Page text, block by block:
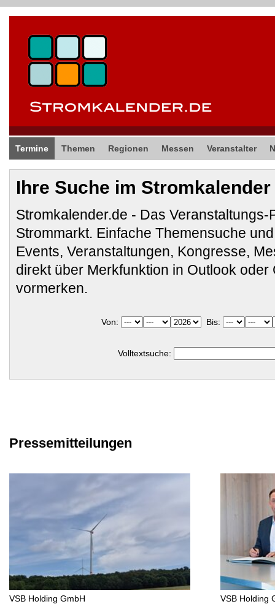
Termine Themen Regionen Messen Veranstalter
Ihre Suche im Stromkalender
Stromkalender.de - Das Veranstaltungs-
Strommarkt. Einfache Themensuche
Events, Veranstaltungen, Kongresse,
direkt über Merkfunktion in Outlook oder
vormerken.
Von: Bis:
Volltextsuche:
Pressemitteilungen
VSB Holding GmbH
VSB Holding